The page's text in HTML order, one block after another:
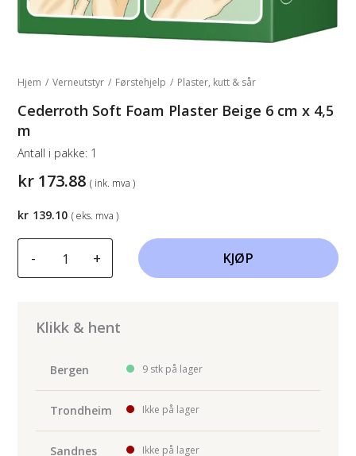
Hjem / Verneutstyr / Førstehjelp / Plaster, kutt & sår
Cederroth Soft Foam Plaster Beige 6 cm x 4,5
m
kr 173.88 ( ink. mva )
Antall i pakke: 1
-
Beige
+ KJØP
Klikk & hent
Bergen 9 stk på lager
Trondheim Ikke på lager
Sandnes Ikke på lager
kr 139.10 ( eks. mva )